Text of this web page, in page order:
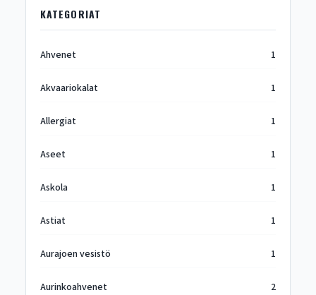
KATEGORIAT
Ahvenet 1
Akvaariokalat 1
Allergiat 1
Aseet 1
Askola 1
Astiat 1
Aurajoen vesistö 1
Aurinkoahvenet 2